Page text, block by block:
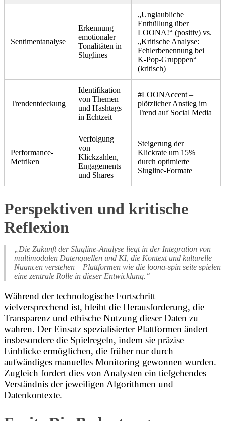
Sentimentanalyse
Erkennung
emotionaler
Tonalitäten in
Sluglines
„Unglaubliche
Enthüllung über
LOONA!“ (positiv) vs.
„Kritische Analyse:
Fehlerbenennung bei
K-Pop-Grupppen“
(kritisch)
Trendentdeckung
Identifikation
von Themen
und Hashtags
in Echtzeit
#LOONAccent –
plötzlicher Anstieg im
Trend auf Social Media
Performance-
Metriken
Verfolgung
von
Klickzahlen,
Engagements
und Shares
Steigerung der
Klickrate um 15%
durch optimierte
Slugline-Formate
Perspektiven und kritische
Reflexion
„Die Zukunft der Slugline-Analyse liegt in der Integration von
multimodalen Datenquellen und KI, die Kontext und kulturelle
Nuancen verstehen – Plattformen wie die loona-spin seite spielen
eine zentrale Rolle in dieser Entwicklung.“
Während der technologische Fortschritt
vielversprechend ist, bleibt die Herausforderung, die
Transparenz und ethische Nutzung dieser Daten zu
wahren. Der Einsatz spezialisierter Plattformen ändert
insbesondere die Spielregeln, indem sie präzise
Einblicke ermöglichen, die früher nur durch
aufwändiges manuelles Monitoring gewonnen wurden.
Zugleich fordert dies von Analysten ein tiefgehendes
Verständnis der jeweiligen Algorithmen und
Datenkontexte.